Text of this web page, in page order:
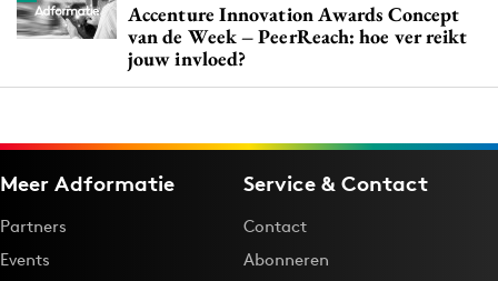
Accenture Innovation Awards Concept
van de Week – PeerReach: hoe ver reikt
jouw invloed?
Meer Adformatie
Partners
Events
Service & Contact
Contact
Abonneren